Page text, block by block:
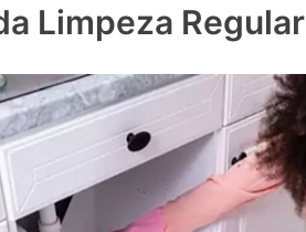
Limpeza Regular